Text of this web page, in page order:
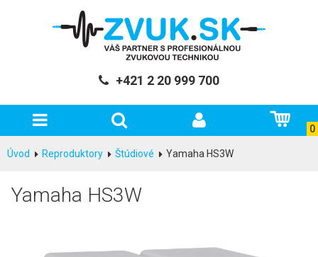
+421 2 20 999 700
0
Úvod Reproduktory Štúdiové Yamaha HS3W
Yamaha HS3W